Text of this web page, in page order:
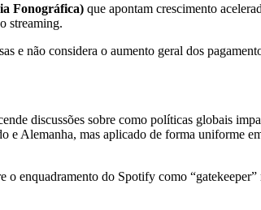
Fonográfica) que apontam crescimento
streaming.
e não considera o aumento geral dos
discussões sobre como políticas globais
Alemanha, mas aplicado de forma uniforme
o enquadramento do Spotify como